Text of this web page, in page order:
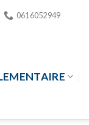
0616052949